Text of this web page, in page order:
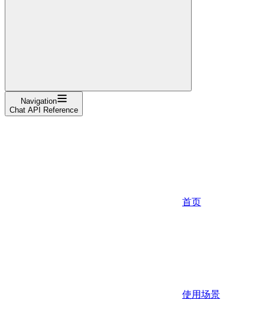
Navigation
Chat API Reference
首页
使用场景